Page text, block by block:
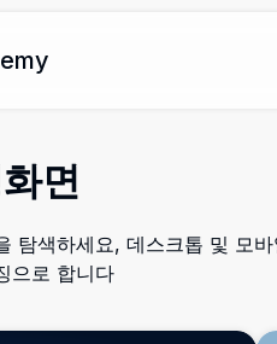
면
탐색하세요, 데스크톱 및 모
으로 합니다